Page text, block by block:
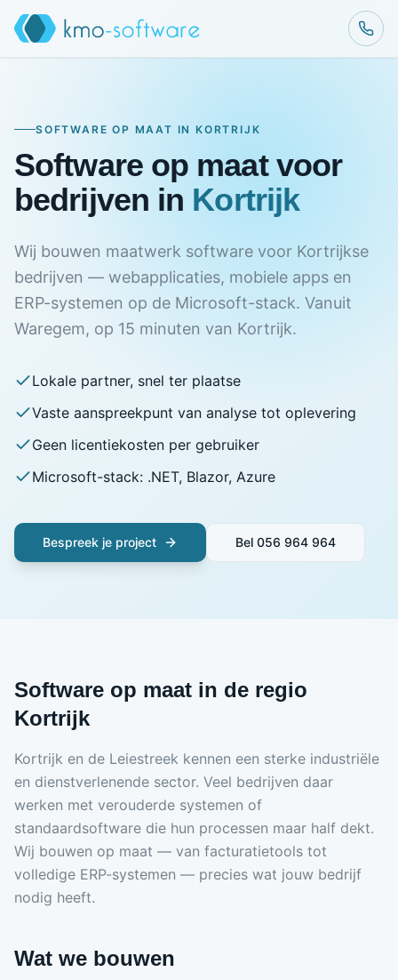
SOFTWARE OP MAAT IN KORTRIJK
Software op maat voor
bedrijven in Kortrijk
Wij bouwen maatwerk software voor Kortrijkse
bedrijven — webapplicaties, mobiele apps en
ERP-systemen op de Microsoft-stack. Vanuit
Waregem, op 15 minuten van Kortrijk.
Lokale partner, snel ter plaatse
Vaste aanspreekpunt van analyse tot oplevering
Geen licentiekosten per gebruiker
Microsoft-stack: .NET, Blazor, Azure
Bespreek je project Bel 056 964 964
Software op maat in de regio
Kortrijk
Kortrijk en de Leiestreek kennen een sterke industriële
en dienstverlenende sector. Veel bedrijven daar
werken met verouderde systemen of
standaardsoftware die hun processen maar half dekt.
Wij bouwen op maat — van facturatietools tot
volledige ERP-systemen — precies wat jouw bedrijf
nodig heeft.
Wat we bouwen